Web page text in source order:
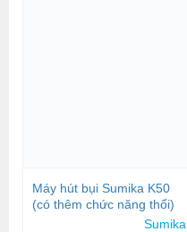
Máy hút bụi Sumika K50
(có thêm chức năng thổi)
Sumika